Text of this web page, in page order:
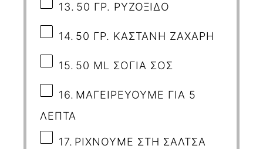
13. 50 ΓΡ. ΡΥΖΟΞΙΔΟ
14. 50 ΓΡ. ΚΑΣΤΑΝΗ ΖΑΧΑΡΗ
15. 50 ML ΣΟΓΙΑ ΣΟΣ
16. ΜΑΓΕΙΡΕΥΟΥΜΕ ΓΙΑ 5
ΛΕΠΤΑ
17. ΡΙΧΝΟΥΜΕ ΣΤΗ ΣΑΛΤΣΑ